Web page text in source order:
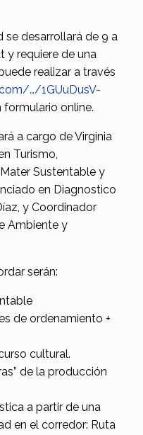
se desarrollará de 9 a
y requiere de una
realizar a través
…/1GUuDusV-
online.
a cargo de Virginia
Turismo,
Sustentable y
en Diagnostico
y Coordinador
Ambiente y
serán:
de ordenamiento +
cultural.
de la producción
a partir de una
en el corredor: Ruta